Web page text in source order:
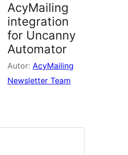
AcyMailing
integration
for Uncanny
Automator
Autor: AcyMailing
Newsletter Team